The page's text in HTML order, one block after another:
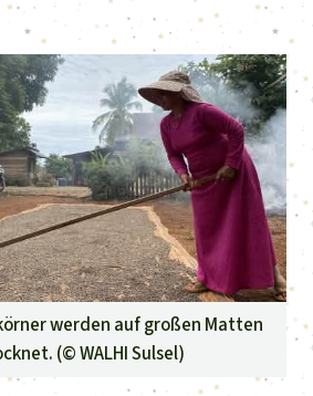
Landraub
Wilderei
Staudämme
Straßen
Zement und Beton
werden auf großen Matten
(©WALHI Sulsel)